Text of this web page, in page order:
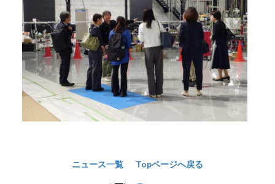
ニュース一覧 Topページへ戻る